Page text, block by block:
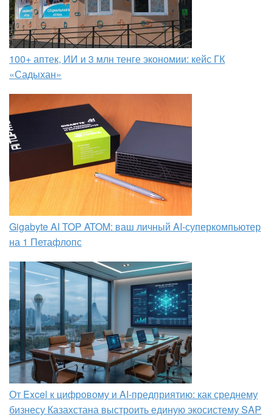
100+ аптек, ИИ и 3 млн тенге экономии: кейс ГК
«Садыхан»
Gigabyte AI TOP ATOM: ваш личный AI-суперкомпьютер
на 1 Петафлопс
От Excel к цифровому и AI‑предприятию: как среднему
бизнесу Казахстана выстроить единую экосистему SAP